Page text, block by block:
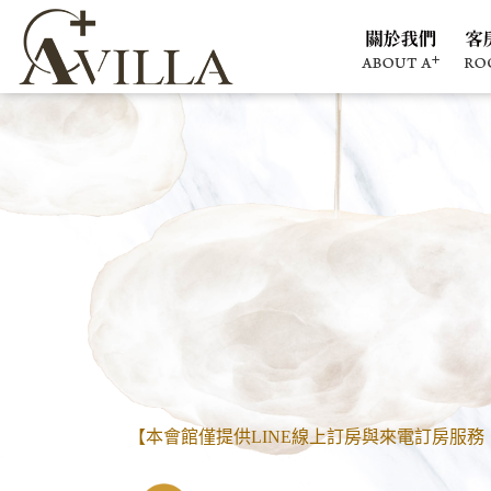
【本會館僅提供LINE線上訂房與來電訂房服務